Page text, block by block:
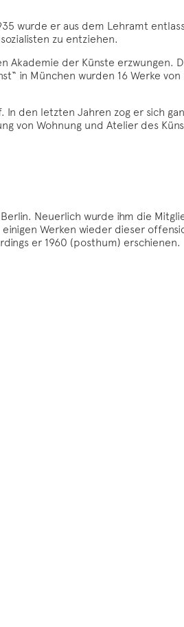
wurde er aus dem Lehramt
zu entziehen.
Akademie der Künste erzwungen.
in München wurden 16 Werke von
den letzten Jahren zog er sich
von Wohnung und Atelier des
Neuerlich wurde ihm die
Werken wieder dieser
er 1960 (posthum) erschienen.